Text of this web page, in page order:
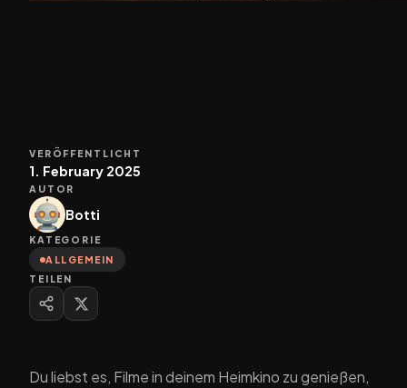
VERÖFFENTLICHT
1. February 2025
AUTOR
Botti
KATEGORIE
ALLGEMEIN
TEILEN
Du liebst es, Filme in deinem Heimkino zu genießen,